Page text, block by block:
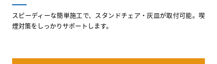
スピーディーな簡単施工で、スタンドチェア・灰皿が取付可能。喫
煙対策をしっかりサポートします。